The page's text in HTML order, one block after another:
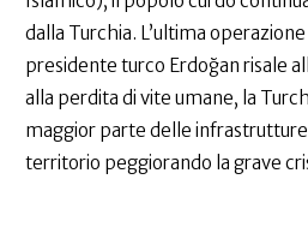
dalla Turchia. L’ultima
presidente turco Erdoğan risale
alla perdita di vite umane, la
maggior parte delle infrastrutture
territorio peggiorando la grave